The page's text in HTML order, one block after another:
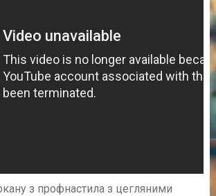
з профнастила з цегляними